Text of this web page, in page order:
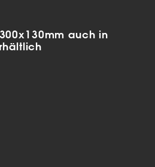
auch in